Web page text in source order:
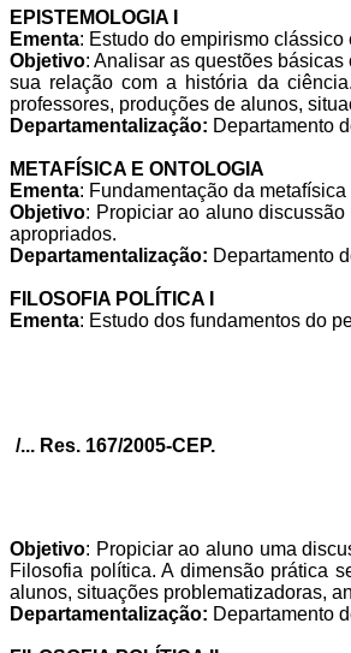
EPISTEMOLOGIA I
Ementa: Estudo do empirismo clássico
Objetivo: Analisar as questões
sua relação com a história da
professores, produções de alunos,
Departamentalização: Departamento
METAFÍSICA E ONTOLOGIA
Ementa: Fundamentação da
Objetivo: Propiciar ao aluno
apropriados.
Departamentalização: Departamento
FILOSOFIA POLÍTICA I
Ementa: Estudo dos fundamentos do
/... Res. 167/2005-CEP.
Objetivo: Propiciar ao aluno uma
Filosofia política. A dimensão prática
alunos, situações problematizadoras,
Departamentalização: Departamento